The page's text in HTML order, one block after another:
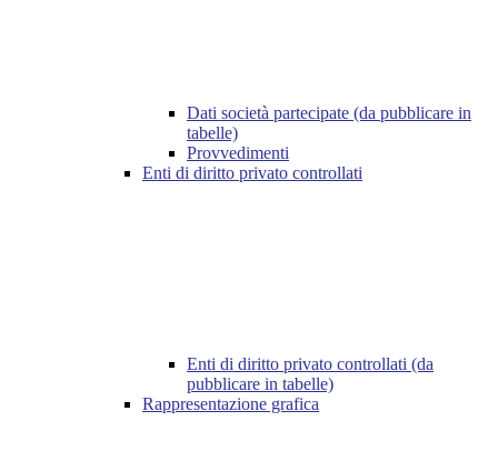
Dati società partecipate (da pubblicare in
tabelle)
Provvedimenti
Enti di diritto privato controllati
Enti di diritto privato controllati (da
pubblicare in tabelle)
Rappresentazione grafica